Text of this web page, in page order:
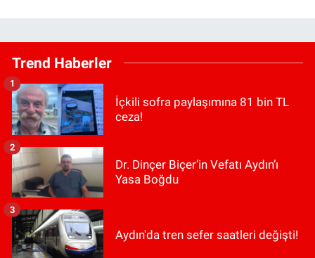
Trend Haberler
İçkili sofra paylaşımına 81 bin TL
ceza!
1
Dr. Dinçer Biçer’in Vefatı Aydın’ı
Yasa Boğdu
2
Aydın'da tren sefer saatleri değişti!
3